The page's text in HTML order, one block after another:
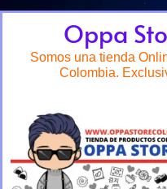
Oppa
Somos una tienda
Colombia.